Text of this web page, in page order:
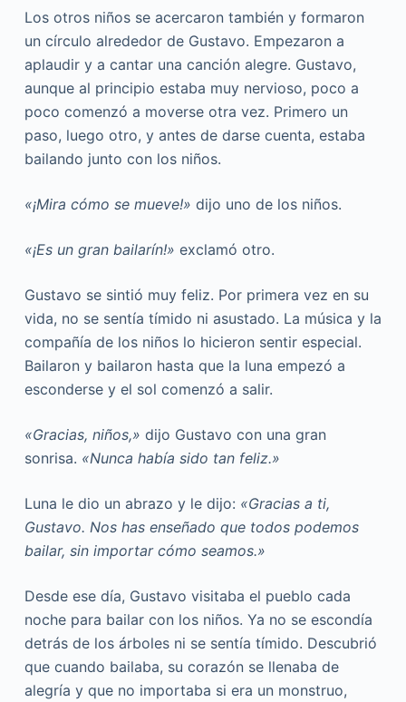
Los otros niños se acercaron también y formaron
un círculo alrededor de Gustavo. Empezaron a
aplaudir y a cantar una canción alegre. Gustavo,
aunque al principio estaba muy nervioso, poco a
poco comenzó a moverse otra vez. Primero un
paso, luego otro, y antes de darse cuenta, estaba
bailando junto con los niños.
«¡Mira cómo se mueve!» dijo uno de los niños.
«¡Es un gran bailarín!» exclamó otro.
Gustavo se sintió muy feliz. Por primera vez en su
vida, no se sentía tímido ni asustado. La música y la
compañía de los niños lo hicieron sentir especial.
Bailaron y bailaron hasta que la luna empezó a
esconderse y el sol comenzó a salir.
«Gracias, niños,» dijo Gustavo con una gran
sonrisa. «Nunca había sido tan feliz.»
Luna le dio un abrazo y le dijo: «Gracias a ti,
Gustavo. Nos has enseñado que todos podemos
bailar, sin importar cómo seamos.»
Desde ese día, Gustavo visitaba el pueblo cada
noche para bailar con los niños. Ya no se escondía
detrás de los árboles ni se sentía tímido. Descubrió
que cuando bailaba, su corazón se llenaba de
alegría y que no importaba si era un monstruo,